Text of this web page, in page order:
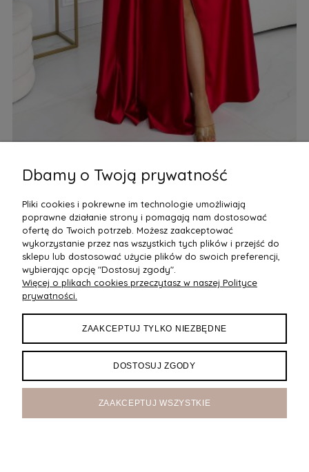
Długa satynowa suknia na jedno ramię Czerwona
478,80 zł
Do Koszyka
POMOC
DOSTAWA
MOJE KONTO
O NAS
Dbamy o Twoją prywatność
Pliki cookies i pokrewne im technologie umożliwiają
poprawne działanie strony i pomagają nam dostosować
ofertę do Twoich potrzeb. Możesz zaakceptować
wykorzystanie przez nas wszystkich tych plików i przejść do
sklepu lub dostosować użycie plików do swoich preferencji,
wybierając opcję "Dostosuj zgody".
Więcej o plikach cookies przeczytasz w naszej Polityce
prywatności.
ZAAKCEPTUJ TYLKO NIEZBĘDNE
DOSTOSUJ ZGODY
ZAAKCEPTUJ WSZYSTKIE